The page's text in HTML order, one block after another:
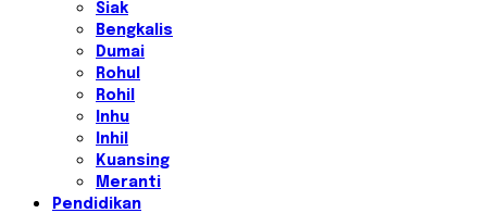
Siak
Bengkalis
Dumai
Rohul
Rohil
Inhu
Inhil
Kuansing
Meranti
Pendidikan